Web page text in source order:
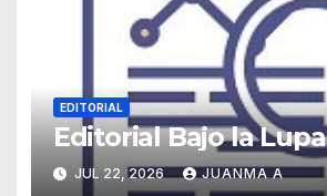
EDITORIAL
Editorial Bajo la Lupa
JUL 22, 2026 JUANMA A